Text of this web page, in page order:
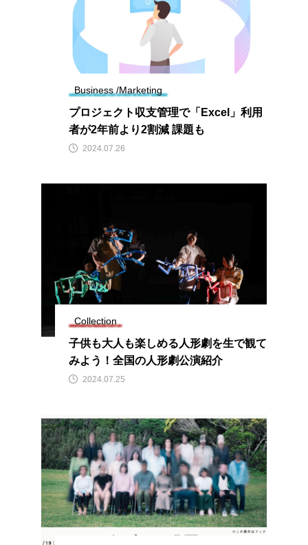
Business /Marketing
プロジェクト収支管理で「Excel」利用
者が2年前より2割減 課題も
2024.07.26
Collection
子供も大人も楽しめる人形劇を生で観て
みよう！全国の人形劇公演紹介
2024.07.25